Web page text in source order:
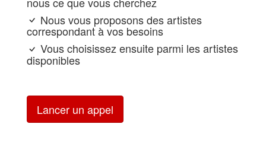
Nous vous proposons des artistes
correspondant à vos besoins
Vous choisissez ensuite parmi les artistes
disponibles
Lancer un appel